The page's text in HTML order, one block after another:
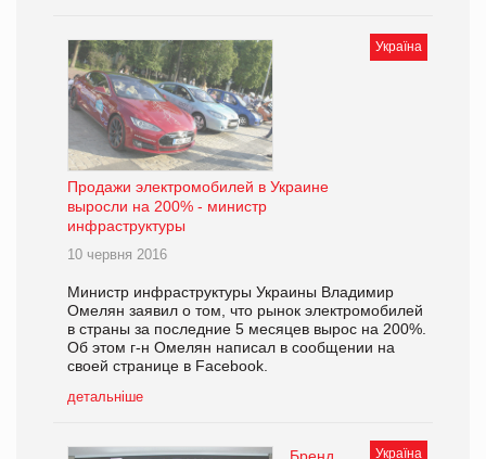
Україна
Продажи электромобилей в Украине
выросли на 200% - министр
инфраструктуры
10 червня 2016
Министр инфраструктуры Украины Владимир
Омелян заявил о том, что рынок электромобилей
в страны за последние 5 месяцев вырос на 200%.
Об этом г-н Омелян написал в сообщении на
своей странице в Facebook.
детальніше
Україна